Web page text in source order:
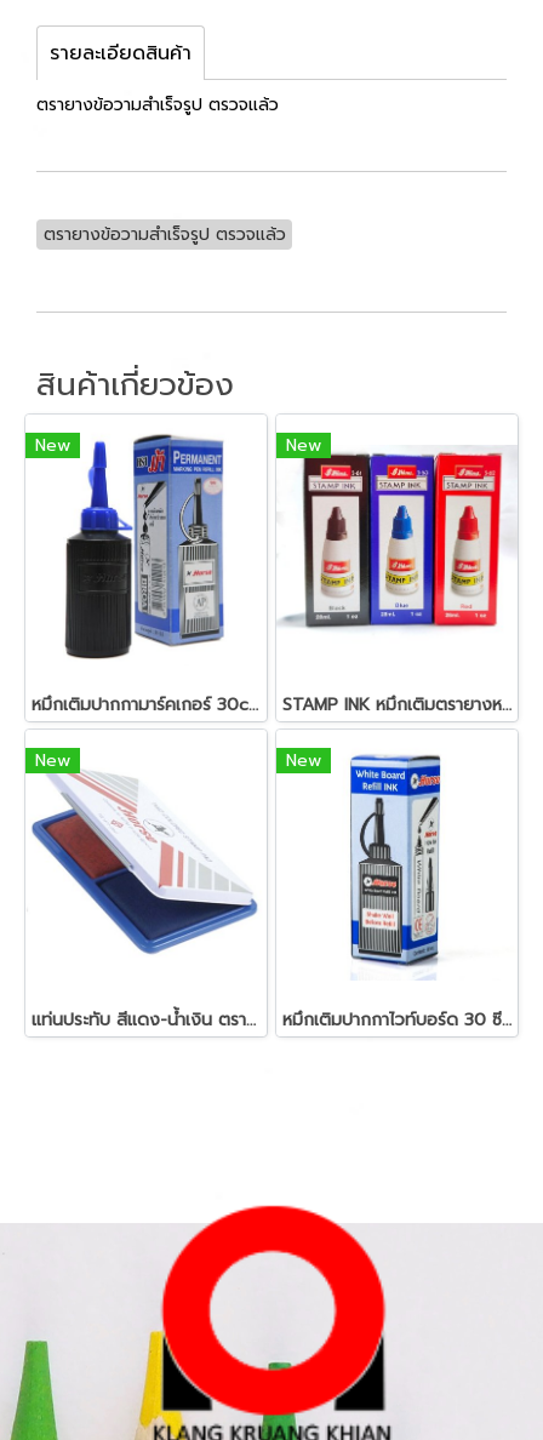
รายละเอียดสินค้า
ตรายางข้อวามสำเร็จรูป ตรวจแล้ว
ตรายางข้อวามสำเร็จรูป ตรวจแล้ว
สินค้าเกี่ยวข้อง
New
หมึกเติมปากกามาร์คเกอร์ 30cc.ตราม้า
New
STAMP INK หมึกเติมตรายางหมึกในตัว SHINNY 28มล.
New
แท่นประทับ สีแดง-น้ำเงิน ตราม้า 00
New
หมึกเติมปากกาไวท์บอร์ด 30 ซีซี. ตราม้า